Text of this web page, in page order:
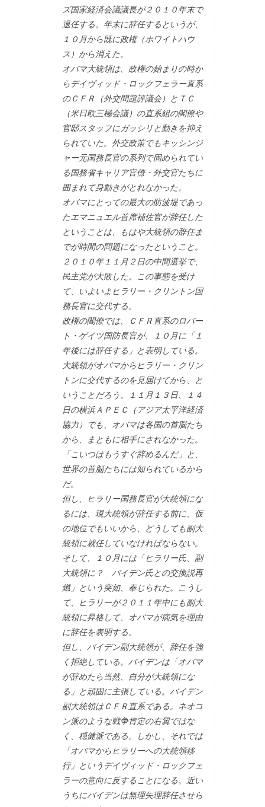
ズ国家経済会議議長が２０１０年末で
退任する。年末に辞任するというが、
１０月から既に政権（ホワイトハウ
ス）から消えた。
オバマ大統領は、政権の始まりの時か
らデイヴィッド・ロックフェラー直系
のＣＦＲ（外交問題評議会）とＴＣ
（米日欧三極会議）の直系組の閣僚や
官邸スタッフにガッシリと動きを抑え
られていた。外交政策でもキッシンジ
ャー元国務長官の系列で固められてい
る国務省キャリア官僚・外交官たちに
囲まれて身動きがとれなかった。
オバマにとっての最大の防波堤であっ
たエマニュエル首席補佐官が辞任した
ということは、もはや大統領の辞任ま
でが時間の問題になったということ。
２０１０年１１月２日の中間選挙で、
民主党が大敗した。この事態を受け
て、いよいよヒラリー・クリントン国
務長官に交代する。
政権の閣僚では、ＣＦＲ直系のロバー
ト・ゲイツ国防長官が、１０月に「１
年後には辞任する」と表明している。
大統領がオバマからヒラリー・クリン
トンに交代するのを見届けてから、と
いうことだろう。１１月１３日、１４
日の横浜ＡＰＥＣ（アジア太平洋経済
協力）でも、オバマは各国の首脳たち
から、まともに相手にされなかった。
「こいつはもうすぐ辞めるんだ」と、
世界の首脳たちには知られているから
だ。
但し、ヒラリー国務長官が大統領にな
るには、現大統領が辞任する前に、仮
の地位でもいいから、どうしても副大
統領に就任していなければならない。
そして、１０月には「ヒラリー氏、副
大統領に？ バイデン氏との交換説再
燃」という突如、奉じられた。こうし
て、ヒラリーが２０１１年中にも副大
統領に昇格して、オバマが病気を理由
に辞任を表明する。
但し、バイデン副大統領が、辞任を強
く拒絶している。バイデンは「オバマ
が辞めたら当然、自分が大統領にな
る」と頑固に主張している。バイデン
副大統領はＣＦＲ直系である。ネオコ
ン派のような戦争肯定の右翼ではな
く、穏健派である。しかし、それでは
「オバマからヒラリーへの大統領移
行」というデイヴィッド・ロックフェ
ラーの意向に反することになる。近い
うちにバイデンは無理矢理辞任させら